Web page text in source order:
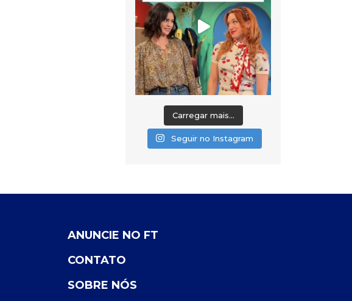
Carregar mais...
Seguir no Instagram
ANUNCIE NO FT
CONTATO
SOBRE NÓS